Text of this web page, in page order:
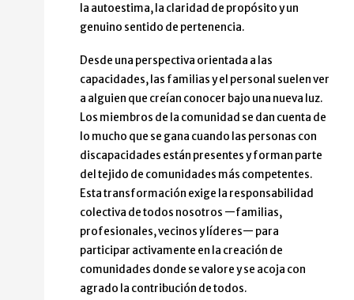
la autoestima, la claridad de propósito y un
genuino sentido de pertenencia.
Desde una perspectiva orientada a las
capacidades, las familias y el personal suelen ver
a alguien que creían conocer bajo una nueva luz.
Los miembros de la comunidad se dan cuenta de
lo mucho que se gana cuando las personas con
discapacidades están presentes y forman parte
del tejido de comunidades más competentes.
Esta transformación exige la responsabilidad
colectiva de todos nosotros —familias,
profesionales, vecinos y líderes— para
participar activamente en la creación de
comunidades donde se valore y se acoja con
agrado la contribución de todos.